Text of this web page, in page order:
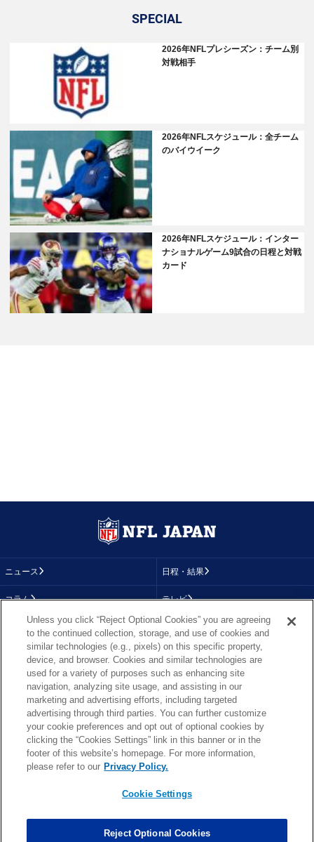
SPECIAL
2026年NFLプレシーズン：チーム別
対戦相手
2026年NFLスケジュール：全チーム
のバイウイーク
2026年NFLスケジュール：インター
ナショナルゲーム9試合の日程と対戦
カード
ニュース 日程・結果
コラム テレビ
画像
順位表
About NFL
More NFL 特集
TOP お問い合わせ FAQ
PHOTO BY AP Images / PHOTO BY Getty Images
Unless you click “Reject Optional Cookies” you are agreeing
to the continued collection, storage, and use of cookies and
similar technologies (e.g., pixels) on this specific property,
device, and browser. Cookies and similar technologies are
used for a variety of purposes such as enhancing site
navigation, analyzing site usage, and assisting in our
marketing and advertising efforts, including targeted
advertising through third parties. You can further customize
your cookie preferences and opt out of optional cookies by
clicking the “Cookies Settings” link in this banner or in the
footer of this website’s homepage. For more information,
please refer to our Privacy Policy.
Cookie Settings
Reject Optional Cookies